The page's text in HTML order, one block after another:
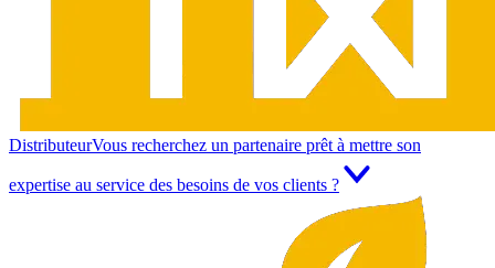
DistributeurVous recherchez un partenaire prêt à mettre son
expertise au service des besoins de vos clients ?